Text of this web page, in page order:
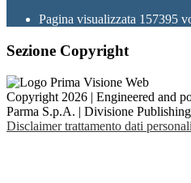
Pagina visualizzata 157395
Sezione Copyright
Copyright 2026 | Engineered and
Parma S.p.A. | Divisione
Disclaimer trattamento dati personali